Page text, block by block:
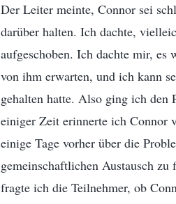
Der Leiter meinte, Connor sei
darüber halten. Ich dachte,
aufgeschoben. Ich dachte mir,
von ihm erwarten, und ich kann
gehalten hatte. Also ging ich
einiger Zeit erinnerte ich Connor
einige Tage vorher über die
gemeinschaftlichen Austausch
fragte ich die Teilnehmer, ob